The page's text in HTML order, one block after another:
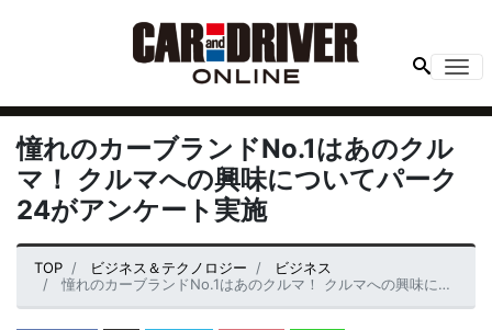
憧れのカーブランドNo.1はあのクル
マ！ クルマへの興味についてパーク
24がアンケート実施
TOP ビジネス＆テクノロジー
ビジネス
憧れのカーブランドNo.1はあのクルマ！ クルマへの興味についてパーク24がアンケート実施